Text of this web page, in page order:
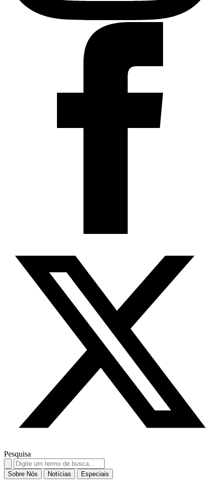
Pesquisa
Search
for:
Sobre Nós Notícias Especiais